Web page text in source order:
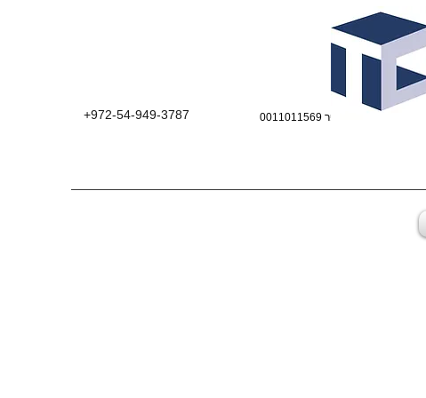
+972-54-949-3787